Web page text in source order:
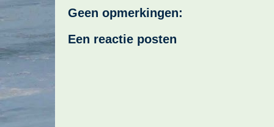
Geen opmerkingen:
Een reactie posten